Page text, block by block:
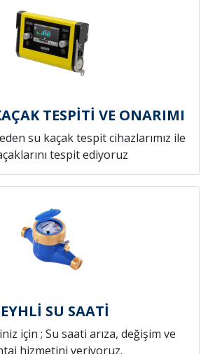
TESPİTİ VE ONARIMI
su kaçak tespit cihazlarımız ile
tespit ediyoruz
SU SAATİ
için ; Su saati arıza, değişim ve
hizmetini veriyoruz.